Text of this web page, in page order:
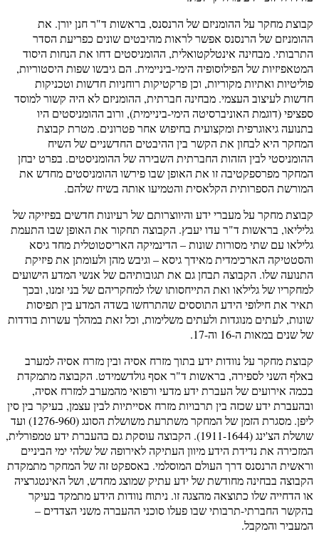
קבוצת מחקר על ההומניזם של הרנסנס, בראשות ד"ר חנן יורן. את
ההומניזם של הרנסנס אפשר לראות מהיבטים שונים כפריעת הסדר
התרבותי. מבחינה אינטלקטואלית, ההומניסטים דחו את הנחות היסוד
המטאפיזיות של הפילוסופיה הימי-ביניימית. הם גיבשו שפות היסטוריות,
פוליטיות ואתיות מקוריות, וכן פרקטיקות רוחניות חדשות וטכניקות
חדשות לעיצוב העצמי. מבחינה חברתית, ההומניזם לא היה קשור למוסד
ספציפי (דוגמת האוניברסיטה הימי-ביניימית), ורוב ההומניסטים היו
בתנועה גיאוגרפית ומקצועית בחיפוש אחר פטרונים. מטרת קבוצת
המחקר היא לבחון את הקשר בין ההיבטים החדשניים של השיח
ההומניסטי לבין הזהות החברתית השבירה של ההומניסטים. בפרט יבחן
המחקר מפרספקטיבה זו את האופן שבו פירשו ההומניסטים מחדש את
המורשת הספרותית הקלאסית והטמיעו אותה בשיח שלהם.
קבוצת מחקר על מעברי ידע והיווצרותם של רעיונות חדשים בפיזיקה של
גליליאו, בראשות ד"ר עדו יעבץ. הקבוצה תחקור את האופן שבו התעמת
גלילאו עם שתי מסורות שונות – הדינמיקה האריסטוטלית מחד גיסא
והסטטיקה הארכימדית מאידך גיסא – וגיבש מהן ולעומתן את פיזיקת
התנועה שלו. הקבוצה תבחן גם את תגובותיהם של אנשי המדע הישועים
למחקריו של גלילאו ואת התייחסותו שלו למחקריהם של בני זמנו, ובכך
תאיר את חילופי הידע התוססים שהתרחשו בשדה המדע בין תפיסות
שונות, לעתים מנוגדות ולעתים משלימות, וכל זאת במהלך עשרות בודדות
של שנים במאות ה-16 וה-17.
קבוצת מחקר על נוודות ידע בתוך מזרח אסיה ובין מזרח אסיה למערב
באלף השני לספירה, בראשות ד"ר אסף גולדשמידט. הקבוצה מתמקדת
בכמה אירועים של העברת ידע מדעי ורפואי מהמערב למזרח אסיה,
ובהעברת ידע שכזה בין תרבויות מזרח אסייתיות לבין עצמן, בעיקר בין סין
ליפן. מסגרת הזמן של המחקר משתרעת משושלת הסונג (1276-960) ועד
שושלת הצ'ינג (1911-1644). הקבוצה עוסקת גם בהעברת ידע טמפורלית,
המזכירה את נדידת הידע מיוון העתיקה לאירופה של שלהי ימי הביניים
וראשית הרנסנס דרך העולם המוסלמי. באספקט זה של המחקר מתמקדת
הקבוצה בבחינה מחודשת של ידע עתיק שמוצג מחדש, ושל האינטגרציה
או הדחייה שלו כתוצאה מהצגה זו. ניתוח נוודות הידע מתמקד בעיקר
בהקשר החברתי-תרבותי שבו פעלו סוכני ההעברה משני הצדדים –
המעביר והמקבל.